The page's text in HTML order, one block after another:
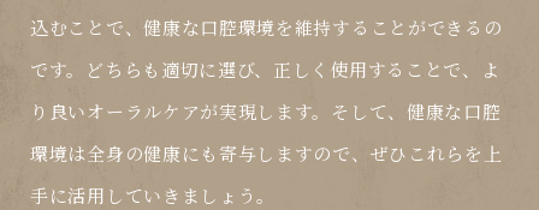
込むことで、健康な口腔環境を維持することができるの
です。どちらも適切に選び、正しく使用することで、よ
り良いオーラルケアが実現します。そして、健康な口腔
環境は全身の健康にも寄与しますので、ぜひこれらを上
手に活用していきましょう。